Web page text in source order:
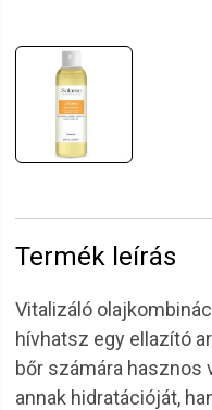
Termék leírás
Vitalizáló
hívhatsz egy ellazító
bőr számára hasznos
annak hidratációját,